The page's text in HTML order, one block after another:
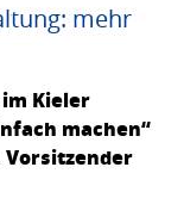
mehr
Kieler
machen“